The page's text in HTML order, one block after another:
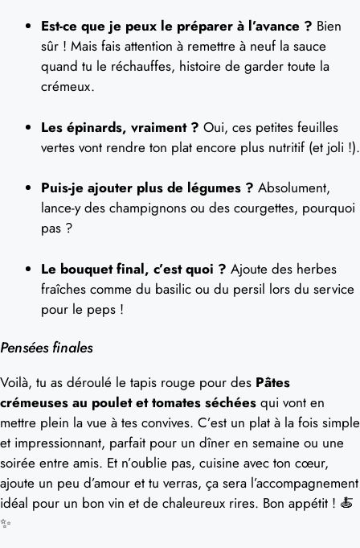
Est-ce que je peux le préparer à l’avance ? Bien
sûr ! Mais fais attention à remettre à neuf la sauce
quand tu le réchauffes, histoire de garder toute la
crémeux.
Les épinards, vraiment ? Oui, ces petites feuilles
vertes vont rendre ton plat encore plus nutritif (et joli !).
Puis-je ajouter plus de légumes ? Absolument,
lance-y des champignons ou des courgettes, pourquoi
pas ?
Le bouquet final, c’est quoi ? Ajoute des herbes
fraîches comme du basilic ou du persil lors du service
pour le peps !
Pensées finales
Voilà, tu as déroulé le tapis rouge pour des Pâtes
crémeuses au poulet et tomates séchées qui vont en
mettre plein la vue à tes convives. C’est un plat à la fois simple
et impressionnant, parfait pour un dîner en semaine ou une
soirée entre amis. Et n’oublie pas, cuisine avec ton cœur,
ajoute un peu d’amour et tu verras, ça sera l’accompagnement
idéal pour un bon vin et de chaleureux rires. Bon appétit ! 🍝
✨